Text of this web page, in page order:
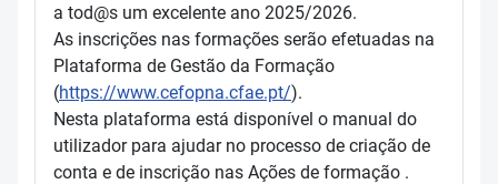
a tod@s um excelente ano 2025/2026.
As inscrições nas formações serão efetuadas na
Plataforma de Gestão da Formação
(https://www.cefopna.cfae.pt/).
Nesta plataforma está disponível o manual do
utilizador para ajudar no processo de criação de
conta e de inscrição nas Ações de formação .